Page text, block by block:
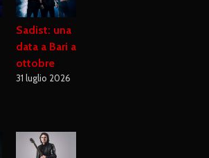
Sadist: una
data a Bari a
ottobre
31 luglio 2026